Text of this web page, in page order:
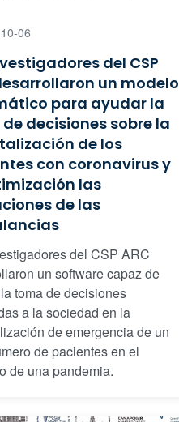
06
del CSP
un modelo
para ayudar la
decisiones sobre la
de los
con coronavirus y
las
de las
del CSP ARC
un software capaz de
toma de decisiones
a la sociedad en la
de emergencia de un
de pacientes en el
de una pandemia.